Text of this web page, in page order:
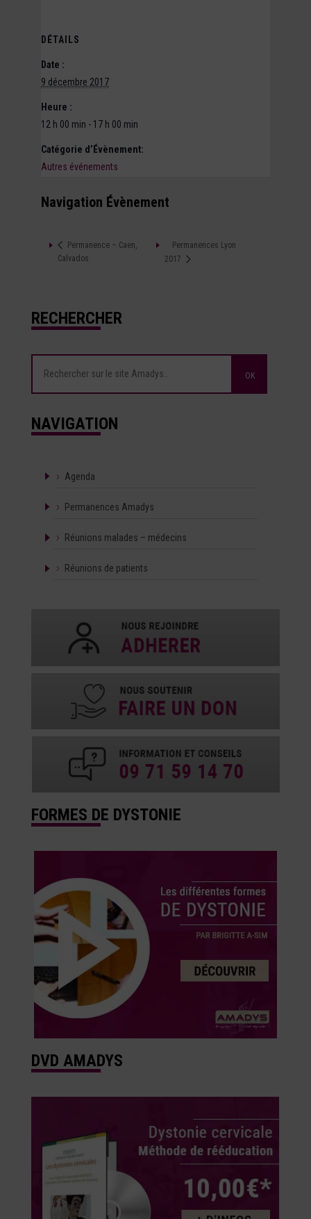
DÉTAILS
Date :
9 décembre 2017
Heure :
12 h 00 min - 17 h 00 min
Catégorie d’Évènement:
Autres événements
Navigation Évènement
Permanence – Caen,
Calvados
Permanences Lyon
2017
RECHERCHER
NAVIGATION
Agenda
Permanences Amadys
Réunions malades – médecins
Réunions de patients
FORMES DE DYSTONIE
DVD AMADYS